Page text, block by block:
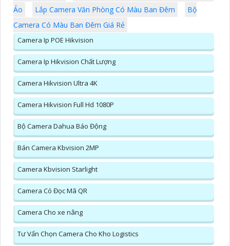
Áo Lắp Camera Văn Phòng Có Màu Ban Đêm
Bộ
Camera Có Màu Ban Đêm Giá Rẻ
Camera Ip POE Hikvision
Camera Ip Hikvision Chất Lượng
Camera Hikvision Ultra 4K
Camera Hikvision Full Hd 1080P
Bộ Camera Dahua Báo Động
Bán Camera Kbvision 2MP
Camera Kbvision Starlight
Camera Có Đọc Mã QR
Camera Cho xe nâng
Tư Vấn Chọn Camera Cho Kho Logistics